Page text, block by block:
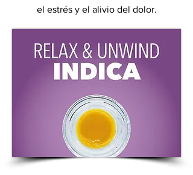
el estrés y el alivio del dolor.